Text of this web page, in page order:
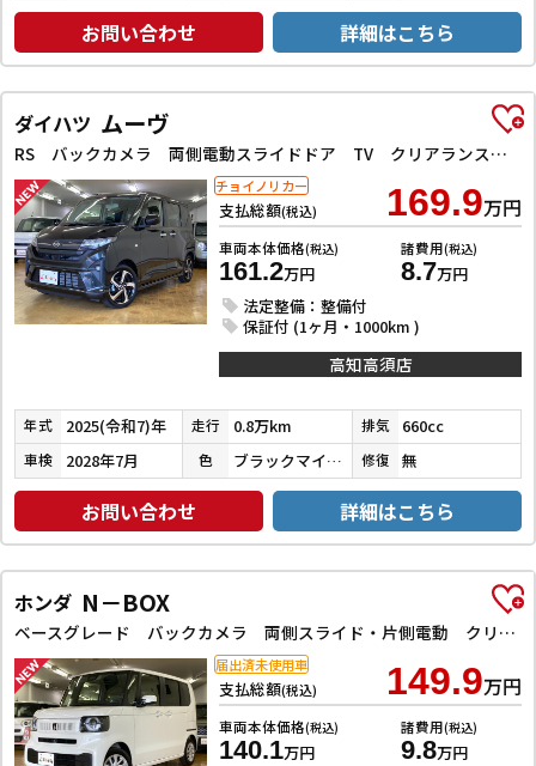
お問い合わせ 詳細はこちら
ダイハツ ムーヴ
RS バックカメラ 両側電動スライドドア TV クリアランスソナー オートクルーズコントロール 衝突被害軽減システム オートライト LEDヘッドランプ スマートキー アイドリングストップ 電動格納ミラー
支払総額(税込) 169.9万円
車両本体価格(税込)
161.2万円
諸費用(税込)
8.7万円
法定整備：整備付
保証付 (1ヶ月・1000km )
チョイノリカー
高知高須店
年式 2025(令和7)年 走行 0.8万km 排気 660cc
車検 2028年7月 色 ブラックマイカメタリック 修復 無
お問い合わせ 詳細はこちら
ホンダ N－BOX
ベースグレード バックカメラ 両側スライド・片側電動 クリアランスソナー オートクルーズコントロール レーンアシスト 衝突被害軽減システム オートライト LEDヘッドランプ スマートキー アイドリングストップ
支払総額(税込) 149.9万円
車両本体価格(税込)
140.1万円
諸費用(税込)
9.8万円
届出済未使用車